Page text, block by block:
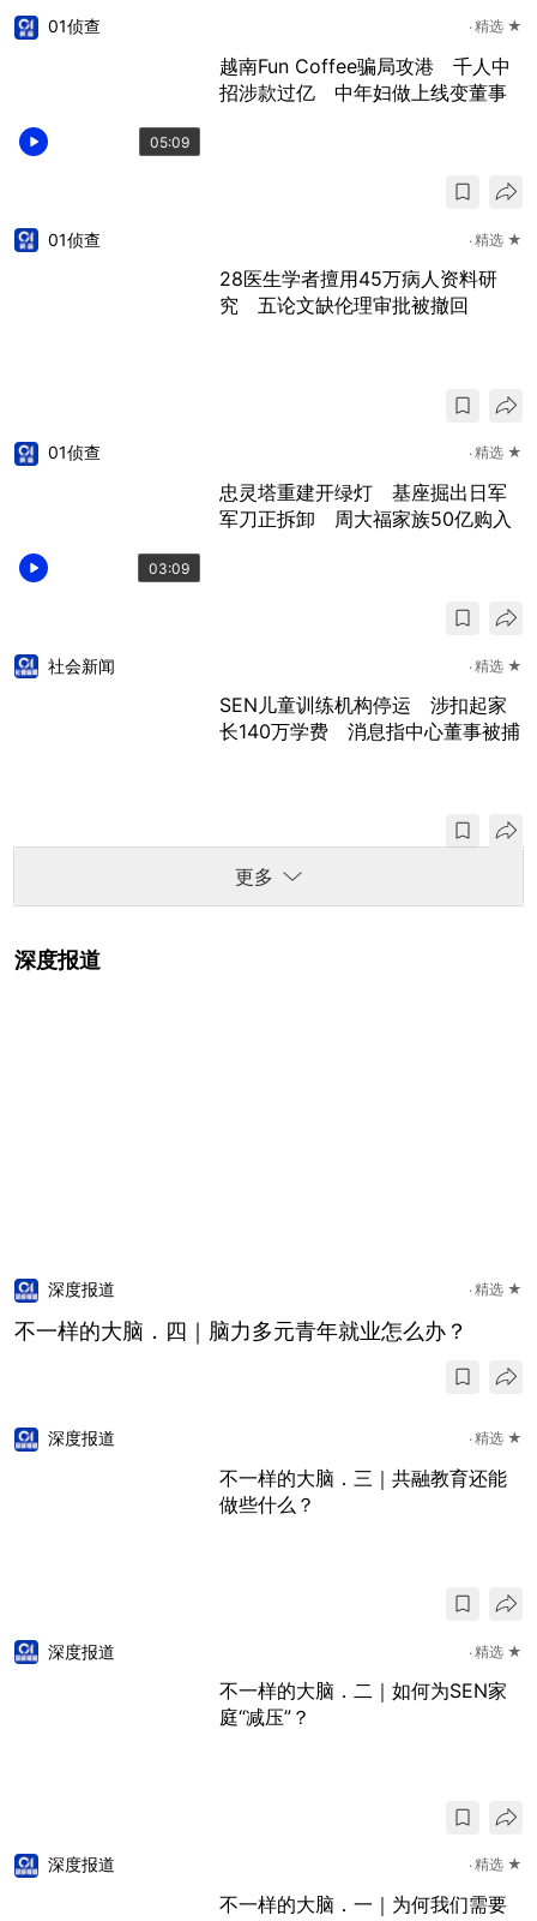
更多
05:09
01侦查 精选 ★
越南Fun Coffee骗局攻港 千人中
招涉款过亿 中年妇做上线变董事
01侦查 精选 ★
28医生学者擅用45万病人资料研
究 五论文缺伦理审批被撤回
03:09
01侦查 精选 ★
忠灵塔重建开绿灯 基座掘出日军
军刀正拆卸 周大福家族50亿购入
社会新闻 精选 ★
SEN儿童训练机构停运 涉扣起家
长140万学费 消息指中心董事被捕
深度报道
深度报道 精选 ★
不一样的大脑．四｜脑力多元青年就业怎么办？
深度报道 精选 ★
不一样的大脑．三｜共融教育还能
做些什么？
深度报道 精选 ★
不一样的大脑．二｜如何为SEN家
庭“减压”？
深度报道 精选 ★
不一样的大脑．一｜为何我们需要